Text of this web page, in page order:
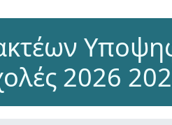
2026